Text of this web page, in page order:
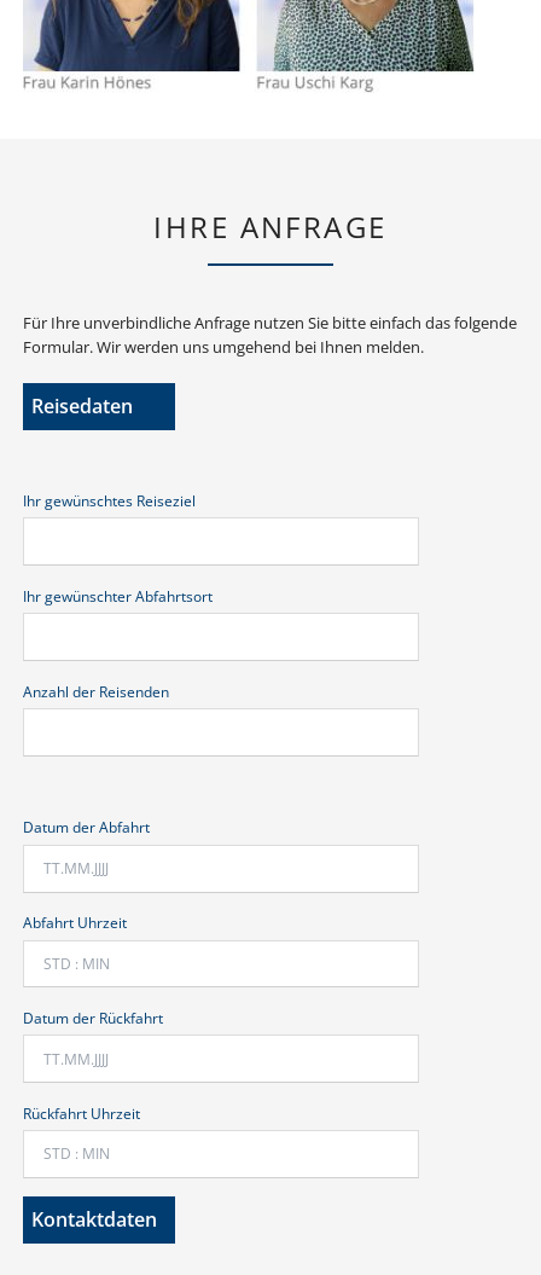
IHRE ANFRAGE
Für Ihre unverbindliche Anfrage nutzen Sie bitte einfach das folgende
Formular. Wir werden uns umgehend bei Ihnen melden.
Reisedaten
Ihr gewünschtes Reiseziel
Ihr gewünschter Abfahrtsort
Anzahl der Reisenden
Datum der Abfahrt
Abfahrt Uhrzeit
Datum der Rückfahrt
Rückfahrt Uhrzeit
Kontaktdaten